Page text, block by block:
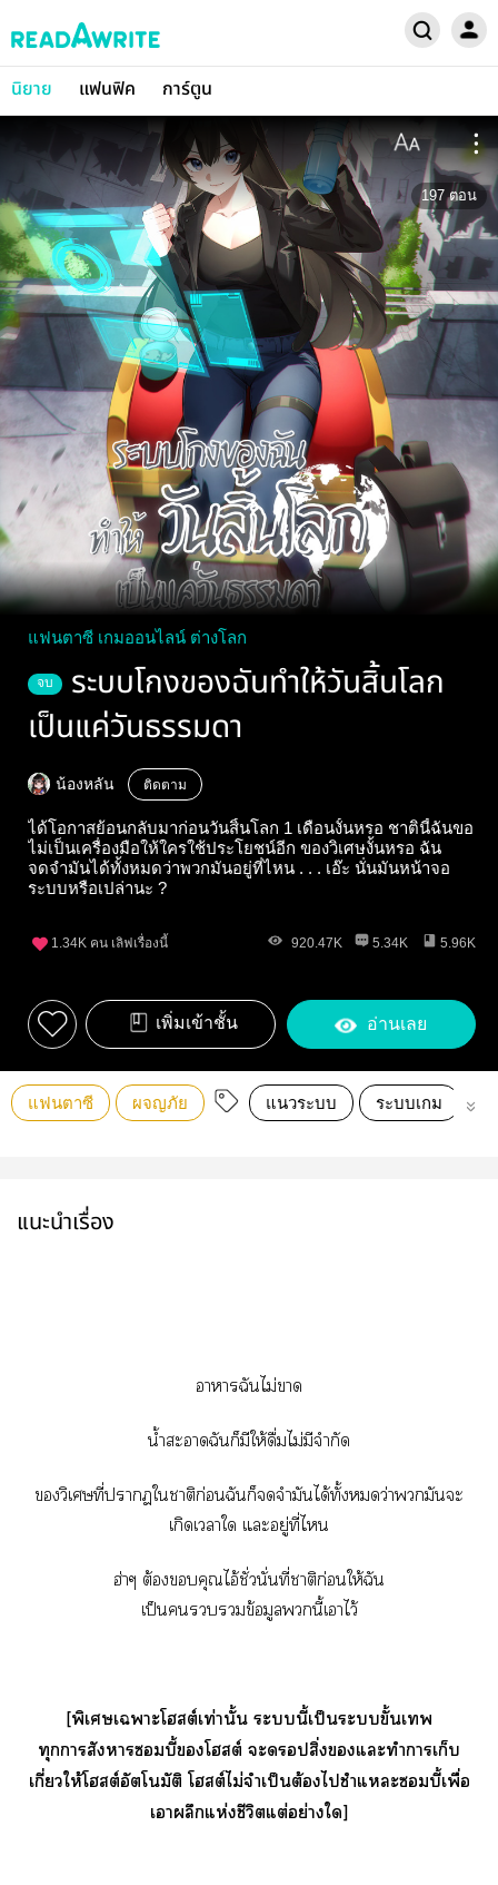
นิยาย แฟนฟิค การ์ตูน
197 ตอน
แฟนตาซี เกมออนไลน์ ต่างโลก
จบ
ระบบโกงของฉันทำให้วันสิ้นโลก
เป็นแค่วันธรรมดา
น้องหลัน ติดตาม
ได้โอกาสย้อนกลับมาก่อนวันสิ้นโลก 1 เดือนงั้นหรอ ชาตินี้ฉันขอ
ไม่เป็นเครื่องมือให้ใครใช้ประโยชน์อีก ของวิเศษงั้นหรอ ฉัน
จดจำมันได้ทั้งหมดว่าพวกมันอยู่ที่ไหน . . . เอ๊ะ นั่นมันหน้าจอ
ระบบหรือเปล่านะ ?
1.34K คน เลิฟเรื่องนี้ 920.47K 5.34K 5.96K
เพิ่มเข้าชั้น อ่านเลย
แฟนตาซี ผจญภัย แนวระบบ ระบบเกม
แนะนำเรื่อง
าาฉันไม่า
น้ำะาฉันก็มีให้ดื่มไม่มีจำกัด
วิเศษที่าใาติก่อนฉันก็จำมันได้ทั้งว่ามันะ
เกิดเาใ แะอยู่ที่ไ
ฮ่าๆ ต้องคุณไอ้ชั่วนั่นที่าติก่อนให้ฉัน
เป็นข้อมูลนี้เาไว้
[พิเศษเาะโสต์เท่านั้น ะนี้เป็นะขั้นเ
ทุกาสังหารบี้โสต์ ะสิ่งของแะทำาเก็บ
เกี่ยวให้โสต์อัตโนมัติ โสต์ไม่จำเป็นต้องไชำแหละบี้เพื่อ
เาผลึกแห่งชีวิตแต่อย่างใ]